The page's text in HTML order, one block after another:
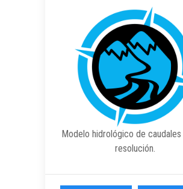
Modelo hidrológico de
resolución.